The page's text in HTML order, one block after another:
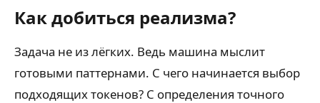
Как добиться реализма?
Задача не из лёгких. Ведь машина мыслит
готовыми паттернами. С чего начинается выбор
подходящих токенов? С определения точного